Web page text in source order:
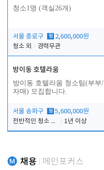
청소1명 (객실26개)
서울 종로구 월 2,600,000원
청소 외
경력무관
방이동 호텔라움
방이동 호텔라움 청소팀(부부/
자매) 모집합니다.
서울 송파구 월 5,600,000원
전반적인 청소 업무(객실청소.객실정리)
1년 이상
채용 메인포커스